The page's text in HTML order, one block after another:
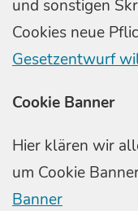
und sonstigen
Cookies neue
Gesetzentwurf
Cookie Banner
Hier klären wir
um Cookie
Banner